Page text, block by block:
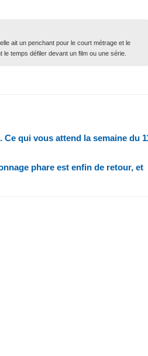
ait un penchant pour le court métrage et le
temps défiler devant un film ou une série.
qui vous attend la semaine du
phare est enfin de retour, et